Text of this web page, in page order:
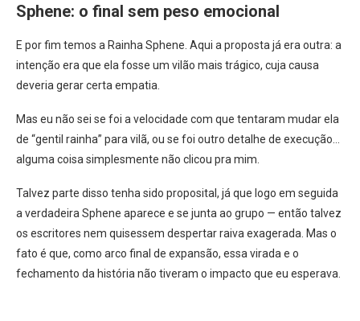
Sphene: o final sem peso emocional
E por fim temos a Rainha Sphene. Aqui a proposta já era outra: a
intenção era que ela fosse um vilão mais trágico, cuja causa
deveria gerar certa empatia.
Mas eu não sei se foi a velocidade com que tentaram mudar ela
de “gentil rainha” para vilã, ou se foi outro detalhe de execução…
alguma coisa simplesmente não clicou pra mim.
Talvez parte disso tenha sido proposital, já que logo em seguida
a verdadeira Sphene aparece e se junta ao grupo — então talvez
os escritores nem quisessem despertar raiva exagerada. Mas o
fato é que, como arco final de expansão, essa virada e o
fechamento da história não tiveram o impacto que eu esperava.